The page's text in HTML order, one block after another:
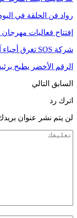
رواد فن الحلقة في
إفتتاح فعاليات
شركة SOS تغرق أحياء آسفي في الأزبال وتحولها إلى مطارح
الرقم الأخضر يطيح
السابق التالي
اترك رد
لن يتم نشر عنوان